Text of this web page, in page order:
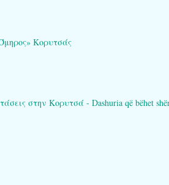
Κορυτσάς
στην Κορυτσά - Dashuria që bëhet